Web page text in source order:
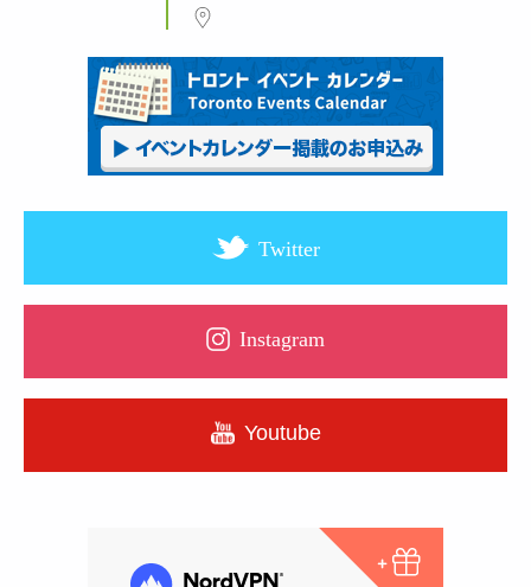
Twitter
Instagram
Youtube